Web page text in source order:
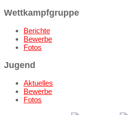
Wettkampfgruppe
Berichte
Bewerbe
Fotos
Jugend
Aktuelles
Bewerbe
Fotos